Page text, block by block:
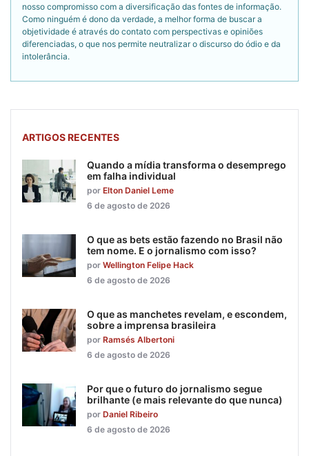
nosso compromisso com a diversificação das fontes de informação.
Como ninguém é dono da verdade, a melhor forma de buscar a
objetividade é através do contato com perspectivas e opiniões
diferenciadas, o que nos permite neutralizar o discurso do ódio e da
intolerância.
ARTIGOS RECENTES
Quando a mídia transforma o desemprego
em falha individual
por Elton Daniel Leme
6 de agosto de 2026
O que as bets estão fazendo no Brasil não
tem nome. E o jornalismo com isso?
por Wellington Felipe Hack
6 de agosto de 2026
O que as manchetes revelam, e escondem,
sobre a imprensa brasileira
por Ramsés Albertoni
6 de agosto de 2026
Por que o futuro do jornalismo segue
brilhante (e mais relevante do que nunca)
por Daniel Ribeiro
6 de agosto de 2026